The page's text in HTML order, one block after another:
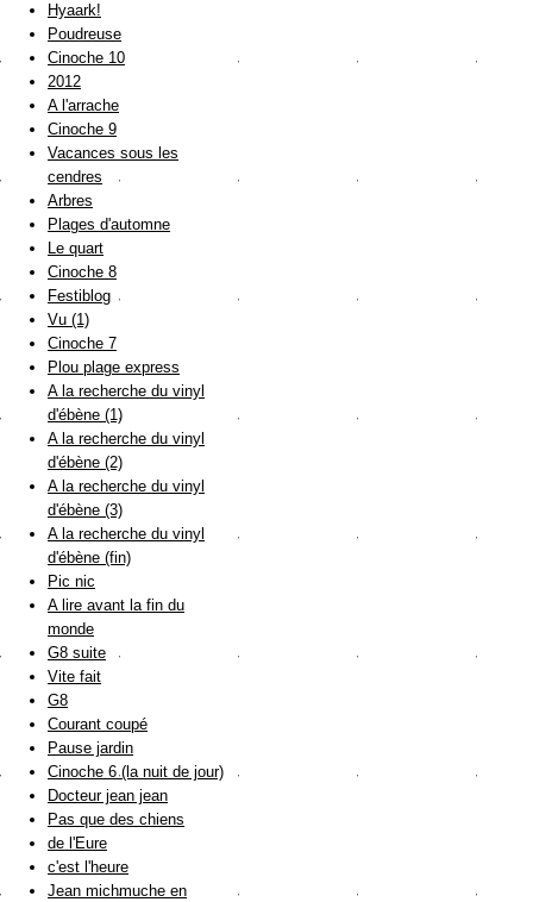
Hyaark!
Poudreuse
Cinoche 10
2012
A l'arrache
Cinoche 9
Vacances sous les
cendres
Arbres
Plages d'automne
Le quart
Cinoche 8
Festiblog
Vu (1)
Cinoche 7
Plou plage express
A la recherche du vinyl
d'ébène (1)
A la recherche du vinyl
d'ébène (2)
A la recherche du vinyl
d'ébène (3)
A la recherche du vinyl
d'ébène (fin)
Pic nic
A lire avant la fin du
monde
G8 suite
Vite fait
G8
Courant coupé
Pause jardin
Cinoche 6 (la nuit de jour)
Docteur jean jean
Pas que des chiens
de l'Eure
c'est l'heure
Jean michmuche en